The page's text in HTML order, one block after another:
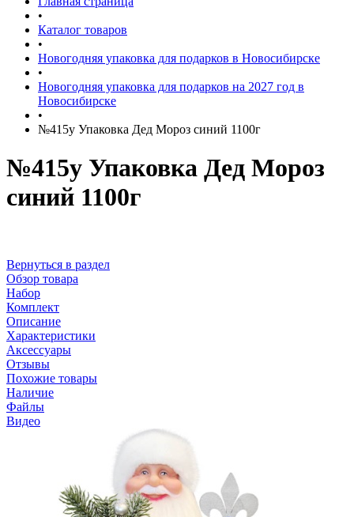
•
Каталог товаров
•
Новогодняя упаковка для подарков в Новосибирске
•
Новогодняя упаковка для подарков на 2027 год в
Новосибирске
•
№415у Упаковка Дед Мороз синий 1100г
№415у Упаковка Дед Мороз
синий 1100г
Вернуться в раздел
Обзор товара
Набор
Комплект
Описание
Характеристики
Аксессуары
Отзывы
Похожие товары
Наличие
Файлы
Видео